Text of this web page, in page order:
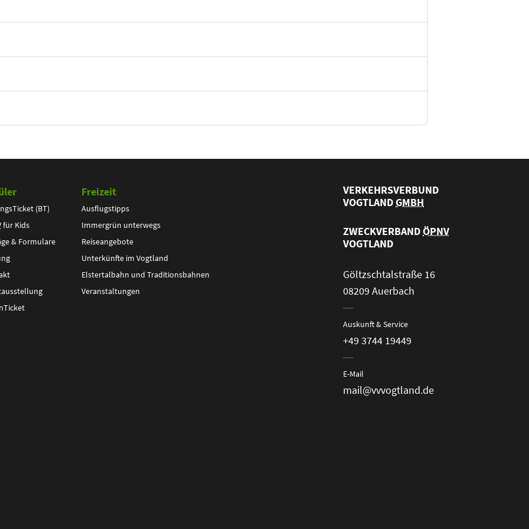
(BT)
für Kids
& Formulare
Freizeit
Ausflugstipps
Immergrün unterwegs
Reiseangebote
Unterkünfte im Vogtland
Elstertalbahn und Traditionsbahnen
Veranstaltungen
VERKEHRSVERBUND
VOGTLANDGMBH
ZWECKVERBANDÖPNV
VOGTLAND
Göltzschtalstraße 16
08209 Auerbach
Auskunft & Service
+49 3744 19449
E-Mail
mail@vvvogtland.de